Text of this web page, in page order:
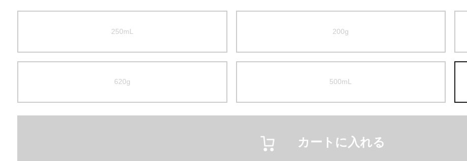
250mL 200g
620g 500mL
カートに入れる